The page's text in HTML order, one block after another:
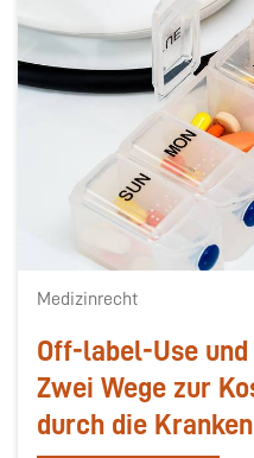
Medizinrecht
Off-label-Use
Zwei Wege zur
durch die